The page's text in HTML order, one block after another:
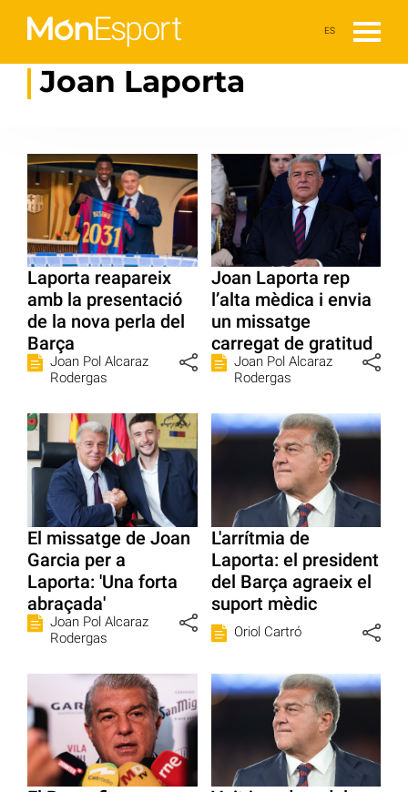
ES
Joan Laporta
Laporta reapareix
amb la presentació
de la nova perla del
Barça
Joan Pol Alcaraz
Rodergas
Joan Laporta rep
l’alta mèdica i envia
un missatge
carregat de gratitud
Joan Pol Alcaraz
Rodergas
El missatge de Joan
Garcia per a
Laporta: 'Una forta
abraçada'
Joan Pol Alcaraz
Rodergas
L'arrítmia de
Laporta: el president
del Barça agraeix el
suport mèdic
Oriol Cartró